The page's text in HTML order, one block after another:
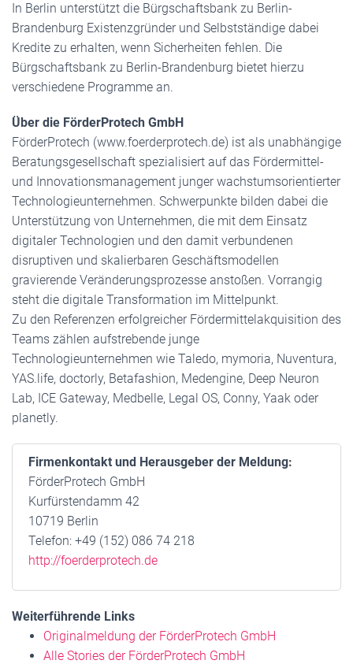
In Berlin unterstützt die Bürgschaftsbank zu Berlin-
Brandenburg Existenzgründer und Selbstständige dabei
Kredite zu erhalten, wenn Sicherheiten fehlen. Die
Bürgschaftsbank zu Berlin-Brandenburg bietet hierzu
verschiedene Programme an.
Über die FörderProtech GmbH
FörderProtech (www.foerderprotech.de) ist als unabhängige
Beratungsgesellschaft spezialisiert auf das Fördermittel-
und Innovationsmanagement junger wachstumsorientierter
Technologieunternehmen. Schwerpunkte bilden dabei die
Unterstützung von Unternehmen, die mit dem Einsatz
digitaler Technologien und den damit verbundenen
disruptiven und skalierbaren Geschäftsmodellen
gravierende Veränderungsprozesse anstoßen. Vorrangig
steht die digitale Transformation im Mittelpunkt.
Zu den Referenzen erfolgreicher Fördermittelakquisition des
Teams zählen aufstrebende junge
Technologieunternehmen wie Taledo, mymoria, Nuventura,
YAS.life, doctorly, Betafashion, Medengine, Deep Neuron
Lab, ICE Gateway, Medbelle, Legal OS, Conny, Yaak oder
planetly.
Firmenkontakt und Herausgeber der Meldung:
FörderProtech GmbH
Kurfürstendamm 42
10719 Berlin
Telefon: +49 (152) 086 74 218
http://foerderprotech.de
Weiterführende Links
Originalmeldung der FörderProtech GmbH
Alle Stories der FörderProtech GmbH